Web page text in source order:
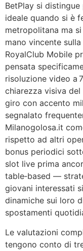
BetPlay si distingue
ideale quando si è
metropolitana ma
mano vincente
RoyalClub Mobile
pensata
risoluzione video a
chiarezza visiva
giro con accento
segnalato
Milanogolosa.it
rispetto ad altri
bonus periodici
slot live prima
table‑based —
giovani interessati
dinamiche sui loro
spostamenti
Le valutazioni
tengono conto di